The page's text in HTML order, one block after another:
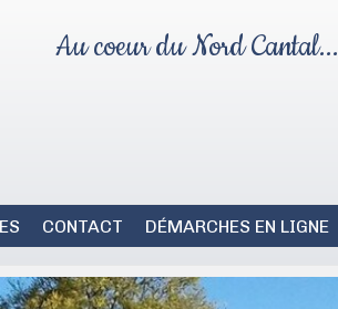
Au coeur du Nord Cantal...
CONTACT DÉMARCHES EN LIGNE